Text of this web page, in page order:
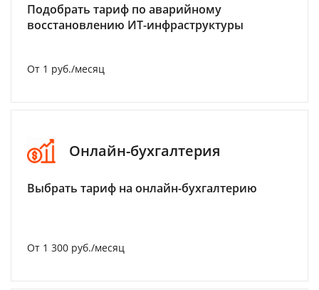
Подобрать тариф по аварийному
восстановлению ИТ-инфраструктуры
От 1 руб./месяц
Онлайн-бухгалтерия
Выбрать тариф на онлайн-бухгалтерию
От 1 300 руб./месяц